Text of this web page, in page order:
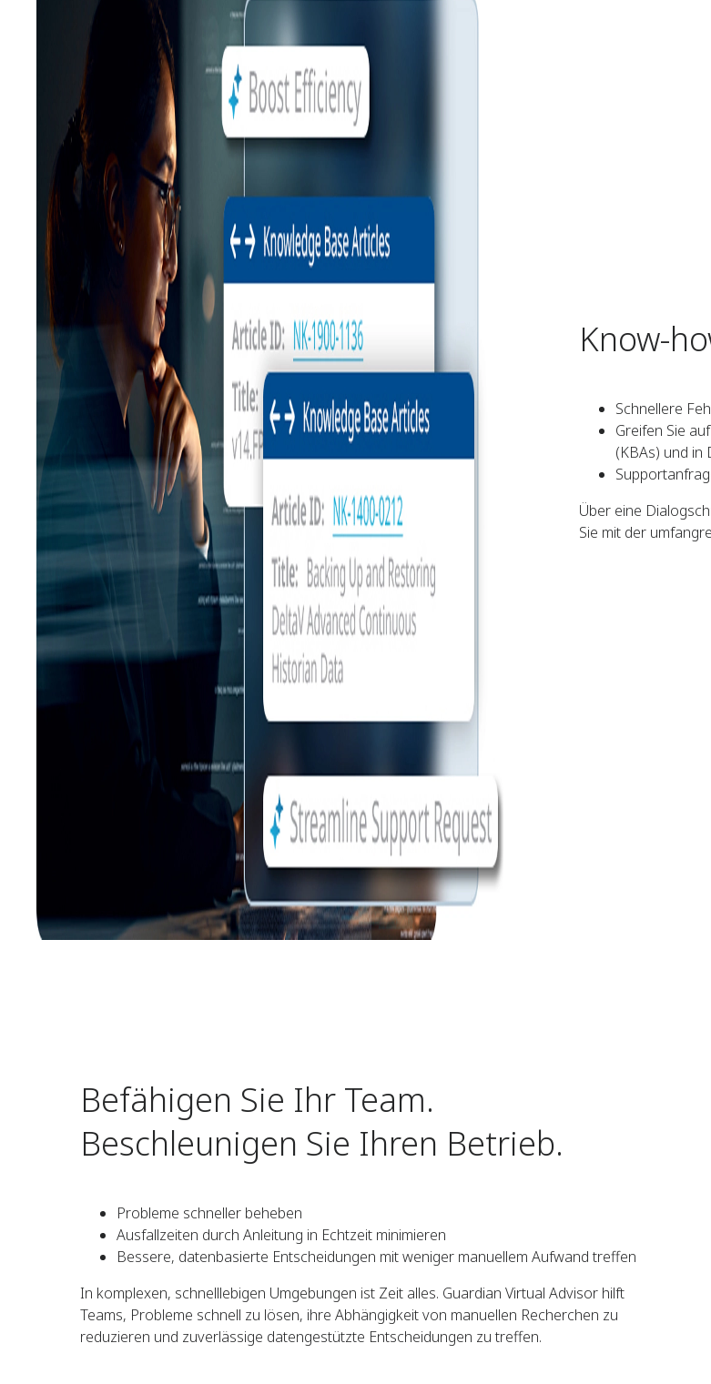
Know-
Schnellere
Greifen Sie
(KBAs) und in
Über eine
Sie mit der
Befähigen Sie Ihr Team.
Beschleunigen Sie Ihren Betrieb.
Probleme schneller beheben
Ausfallzeiten durch Anleitung in Echtzeit minimieren
Bessere, datenbasierte Entscheidungen mit weniger manuellem Aufwand treffen
In komplexen, schnelllebigen Umgebungen ist Zeit alles. Guardian Virtual Advisor hilft
Teams, Probleme schnell zu lösen, ihre Abhängigkeit von manuellen Recherchen zu
reduzieren und zuverlässige datengestützte Entscheidungen zu treffen.